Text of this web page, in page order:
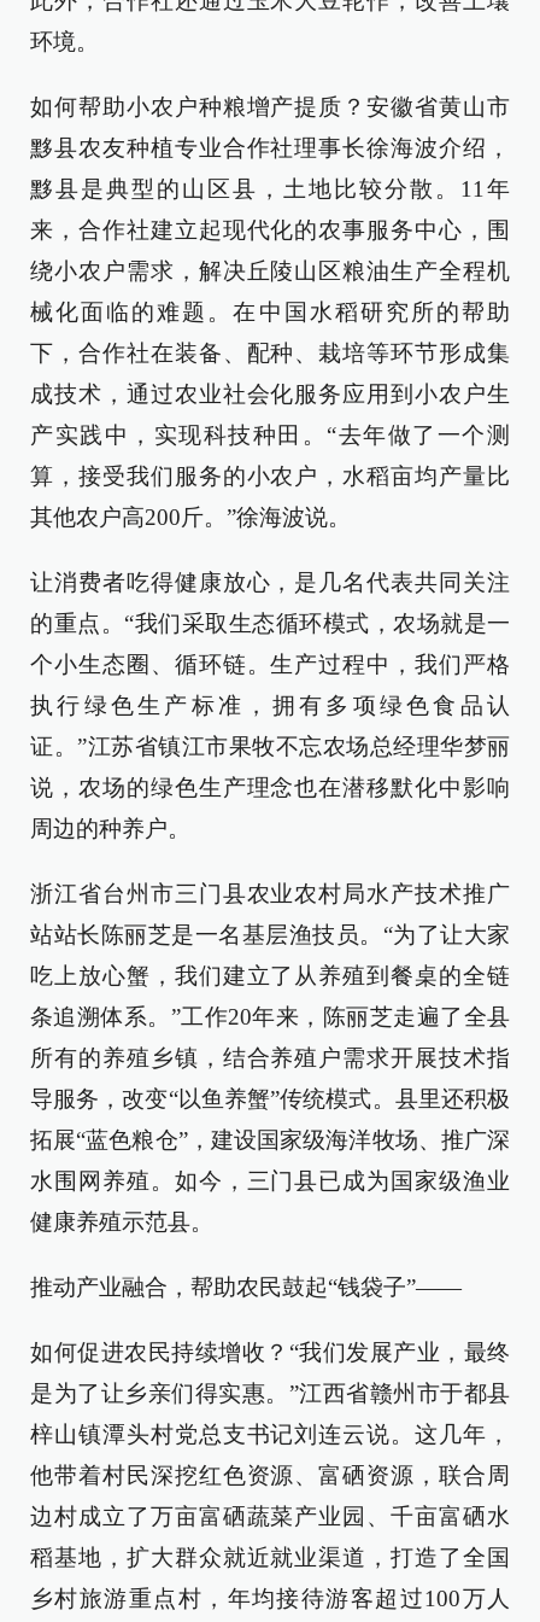
环境。
如何帮助小农户种粮增产提质？安徽省黄山市
黟县农友种植专业合作社理事长徐海波介绍，
黟县是典型的山区县，土地比较分散。11年
来，合作社建立起现代化的农事服务中心，围
绕小农户需求，解决丘陵山区粮油生产全程机
械化面临的难题。在中国水稻研究所的帮助
下，合作社在装备、配种、栽培等环节形成集
成技术，通过农业社会化服务应用到小农户生
产实践中，实现科技种田。“去年做了一个测
算，接受我们服务的小农户，水稻亩均产量比
其他农户高200斤。”徐海波说。
让消费者吃得健康放心，是几名代表共同关注
的重点。“我们采取生态循环模式，农场就是一
个小生态圈、循环链。生产过程中，我们严格
执行绿色生产标准，拥有多项绿色食品认
证。”江苏省镇江市果牧不忘农场总经理华梦丽
说，农场的绿色生产理念也在潜移默化中影响
周边的种养户。
浙江省台州市三门县农业农村局水产技术推广
站站长陈丽芝是一名基层渔技员。“为了让大家
吃上放心蟹，我们建立了从养殖到餐桌的全链
条追溯体系。”工作20年来，陈丽芝走遍了全县
所有的养殖乡镇，结合养殖户需求开展技术指
导服务，改变“以鱼养蟹”传统模式。县里还积极
拓展“蓝色粮仓”，建设国家级海洋牧场、推广深
水围网养殖。如今，三门县已成为国家级渔业
健康养殖示范县。
推动产业融合，帮助农民鼓起“钱袋子”——
如何促进农民持续增收？“我们发展产业，最终
是为了让乡亲们得实惠。”江西省赣州市于都县
梓山镇潭头村党总支书记刘连云说。这几年，
他带着村民深挖红色资源、富硒资源，联合周
边村成立了万亩富硒蔬菜产业园、千亩富硒水
稻基地，扩大群众就近就业渠道，打造了全国
乡村旅游重点村，年均接待游客超过100万人